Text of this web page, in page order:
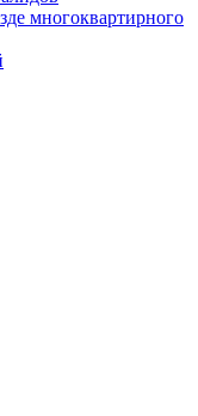
многоквартирного